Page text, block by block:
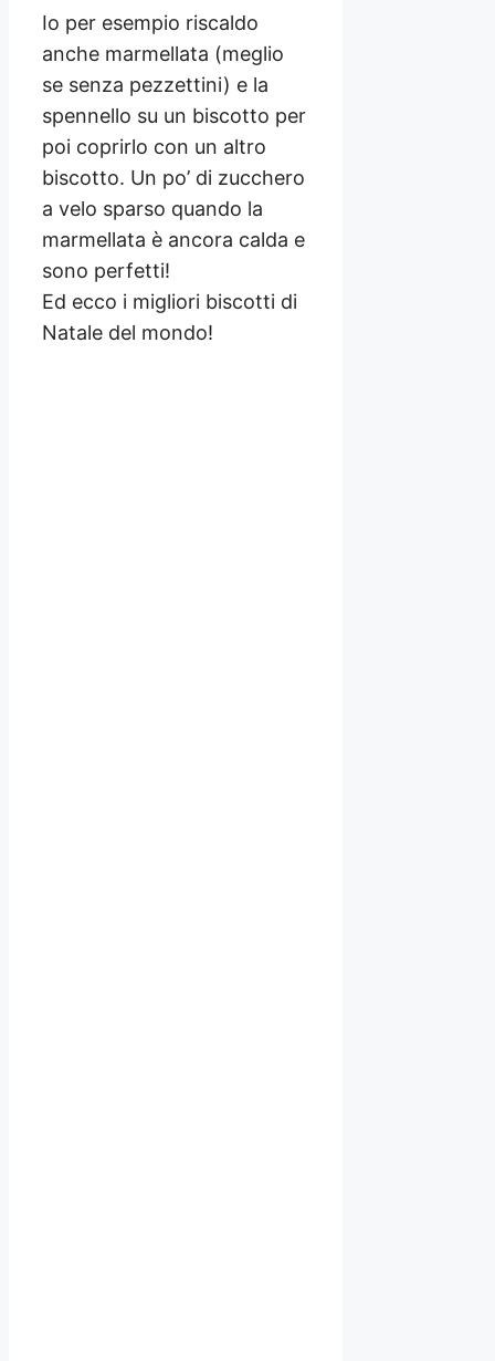
Io per esempio riscaldo
anche marmellata (meglio
se senza pezzettini) e la
spennello su un biscotto per
poi coprirlo con un altro
biscotto. Un po’ di zucchero
a velo sparso quando la
marmellata è ancora calda e
sono perfetti!
Ed ecco i migliori biscotti di
Natale del mondo!